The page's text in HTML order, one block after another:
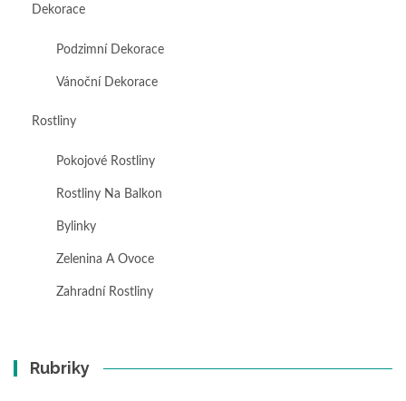
Dekorace
Podzimní Dekorace
Vánoční Dekorace
Rostliny
Pokojové Rostliny
Rostliny Na Balkon
Bylinky
Zelenina A Ovoce
Zahradní Rostliny
Rubriky